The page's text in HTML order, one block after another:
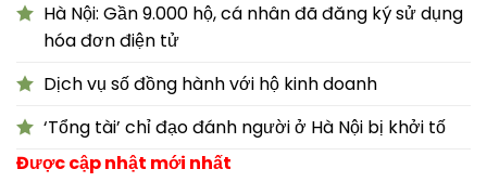
Hà Nội: Gần 9.000 hộ, cá nhân đã đăng ký sử dụng
hóa đơn điện tử
Dịch vụ số đồng hành với hộ kinh doanh
‘Tổng tài’ chỉ đạo đánh người ở Hà Nội bị khởi tố
Được cập nhật mới nhất